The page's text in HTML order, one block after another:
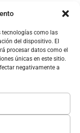
tecnologías como las
del dispositivo. El
procesar datos como el
únicas en este sitio.
negativamente a